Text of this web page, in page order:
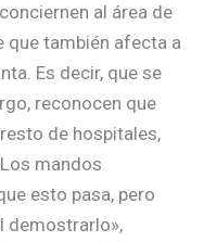
al área de
que también afecta a
Es decir, que se
reconocen que
de hospitales,
mandos
esto pasa, pero
demostrarlo»,